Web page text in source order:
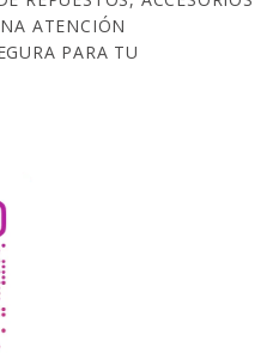
ATENCIÓN
PARA TU